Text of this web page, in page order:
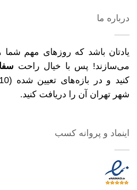
درباره ما
یادتان باشد که روزهای مهم شما
می‌سازند! پس با خیال راحت
شهر تهران آن را دریافت کنید.
اینماد و پروانه کسب